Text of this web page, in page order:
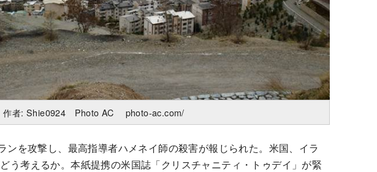
。作者: Shie0924 Photo AC photo-ac.com/
ンを攻撃し、最高指導者ハメネイ師の殺害が報じられた。米国、イラ
う考えるか。本紙提携の米国誌「クリスチャニティ・トゥデイ」が緊